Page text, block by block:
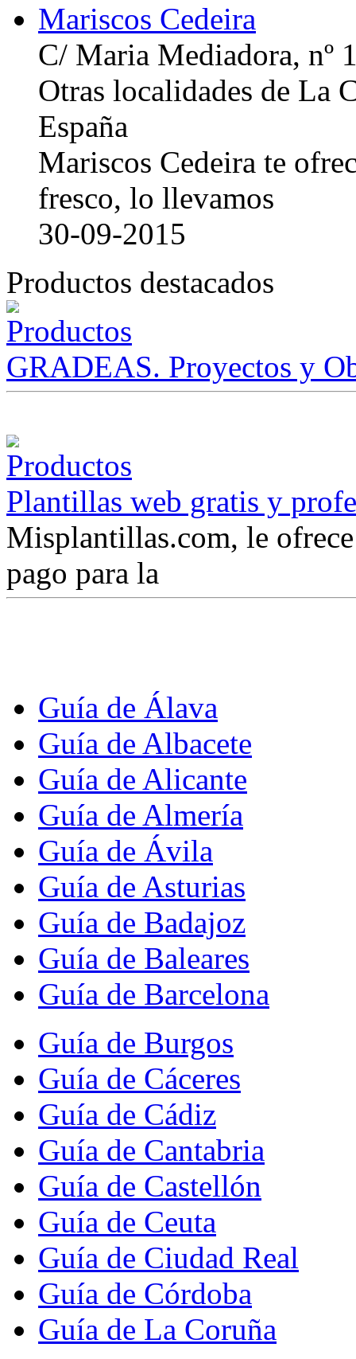
Mariscos Cedeira
C/ Maria Mediadora, nº
Otras localidades de La
España
Mariscos Cedeira te
fresco, lo llevamos
30-09-2015
Productos destacados
GRADEAS. Proyectos y
Plantillas web gratis y
Misplantillas.com, le
pago para la
Guía de Álava
Guía de Albacete
Guía de Alicante
Guía de Almería
Guía de Ávila
Guía de Asturias
Guía de Badajoz
Guía de Baleares
Guía de Barcelona
Guía de Burgos
Guía de Cáceres
Guía de Cádiz
Guía de Cantabria
Guía de Castellón
Guía de Ceuta
Guía de Ciudad Real
Guía de Córdoba
Guía de La Coruña